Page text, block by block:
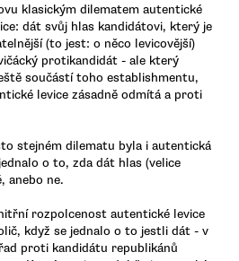
klasickým dilematem autentické
dát svůj hlas kandidátovi, který je
(to jest: o něco levicovější)
protikandidát - ale který
součástí toho establishmentu,
levice zásadně odmítá a proti
stejném dilematu byla i autentická
o to, zda dát hlas (velice
anebo ne.
rozpolcenost autentické levice
když se jednalo o to jestli dát - v
proti kandidátu republikánů